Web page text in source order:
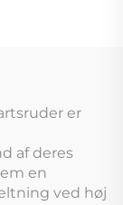
er
af deres
en
ved høj